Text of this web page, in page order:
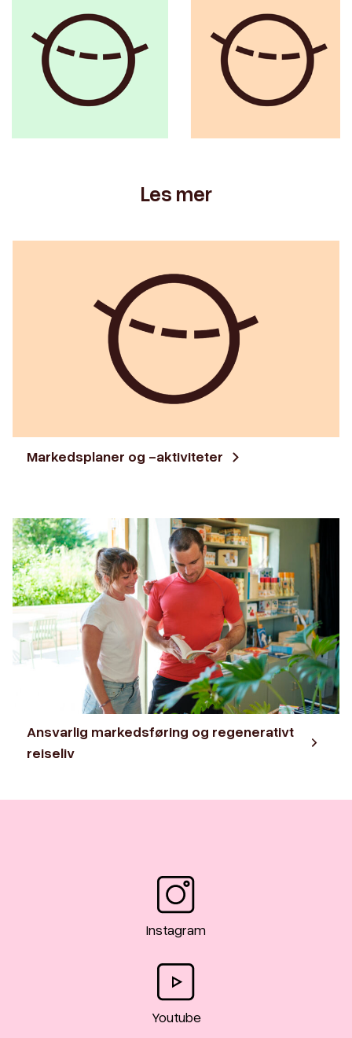
Les mer
Markedsplaner og -aktiviteter
Ansvarlig markedsføring og regenerativt
reiseliv
Instagram
Youtube